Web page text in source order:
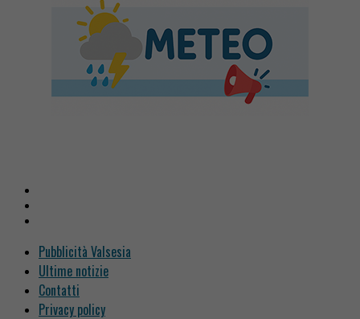
Pubblicità Valsesia
Ultime notizie
Contatti
Privacy policy